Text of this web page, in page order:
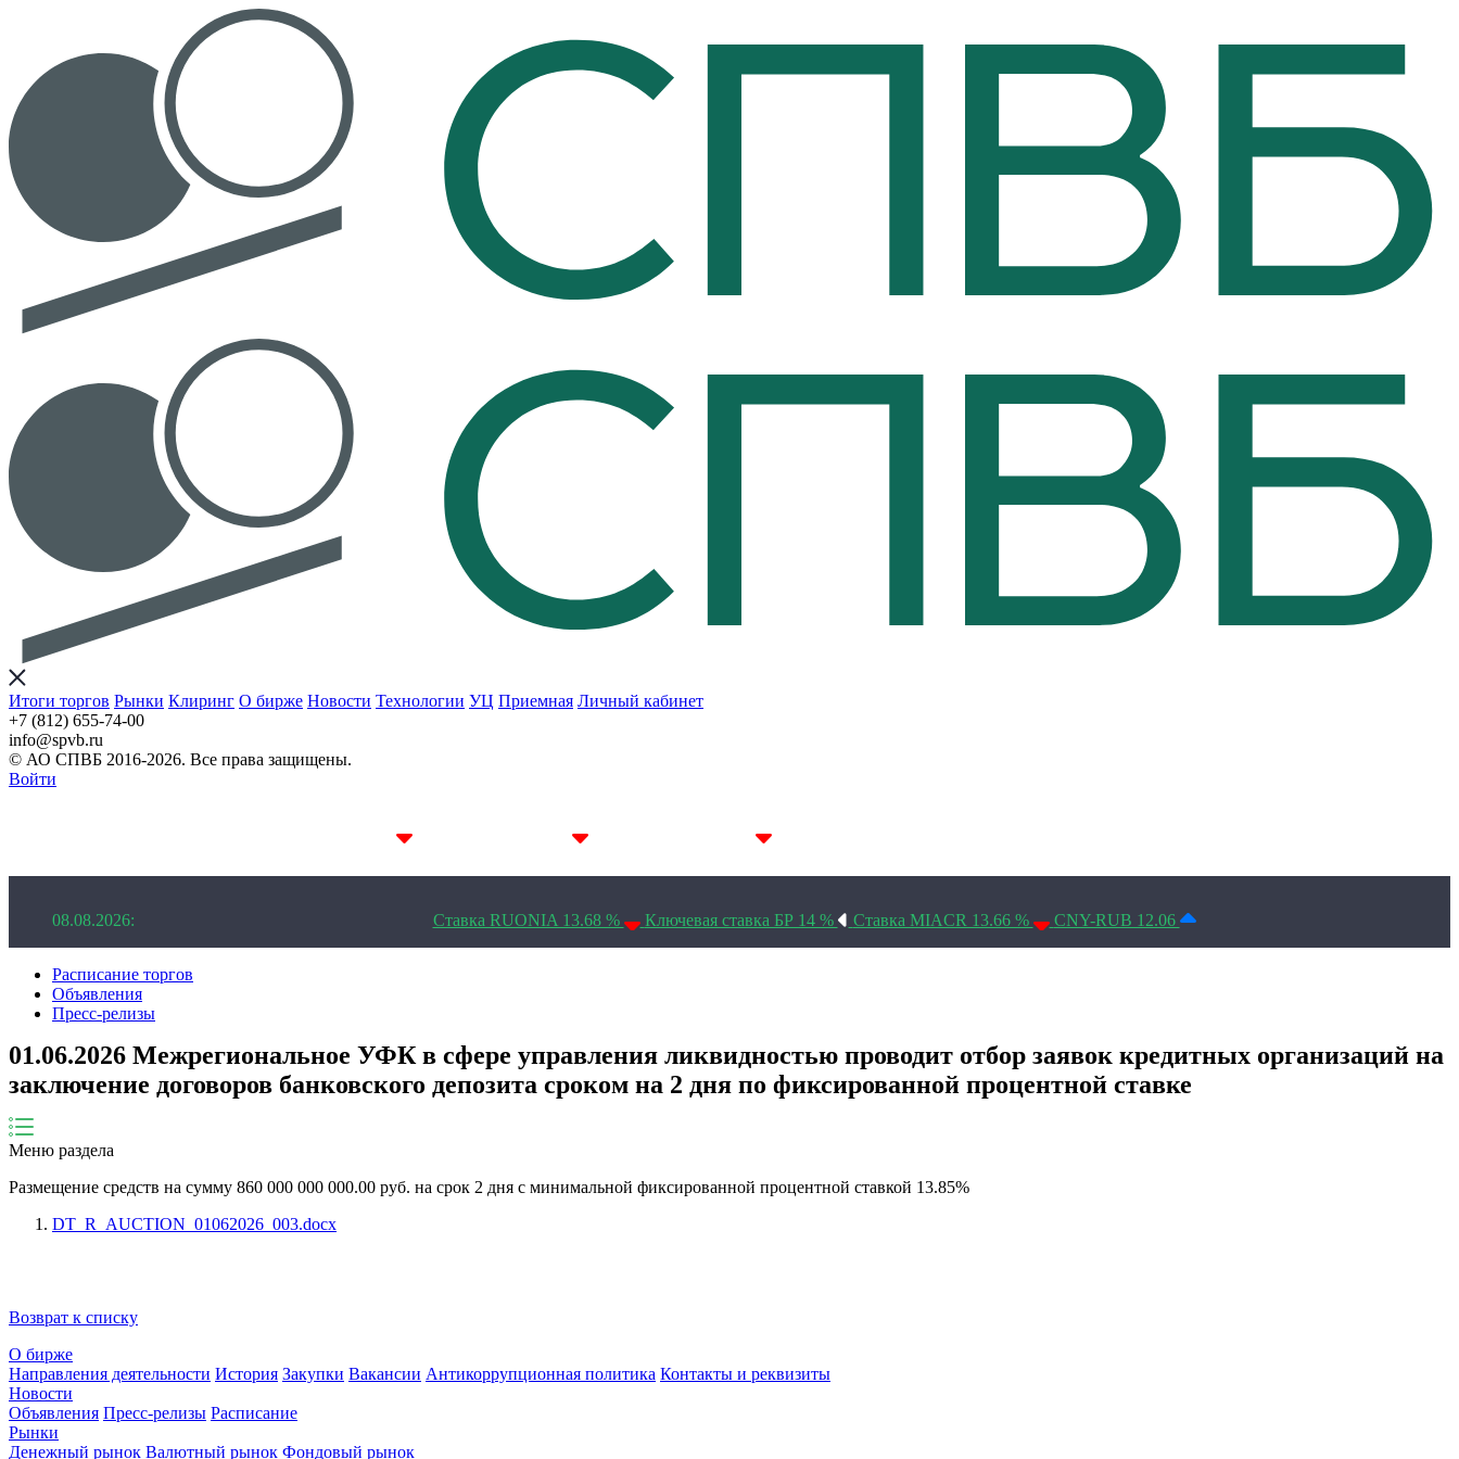
Итоги торгов Рынки Клиринг О бирже Новости Технологии УЦ Приемная Личный кабинет
+7 (812) 655-74-00
info@spvb.ru
© АО СПВБ 2016-2026. Все права защищены.
Войти
1D 14.08% 14D 14.19%
08.08.2026: Ставка RUONIA 13.68 % Ключевая ставка БР 14 % Ставка MIACR 13.66 % CNY-RUB 12.06
Расписание торгов
Объявления
Пресс-релизы
01.06.2026 Межрегиональное УФК в сфере управления ликвидностью проводит отбор заявок кредитных организаций на
заключение договоров банковского депозита сроком на 2 дня по фиксированной процентной ставке
Меню раздела
Размещение средств на сумму 860 000 000 000.00 руб. на срок 2 дня с минимальной фиксированной процентной ставкой 13.85%
DT_R_AUCTION_01062026_003.docx
Возврат к списку
О бирже
Направления деятельности История Закупки Вакансии Антикоррупционная политика Контакты и реквизиты
Новости
Объявления Пресс-релизы Расписание
Рынки
Денежный рынок Валютный рынок Фондовый рынок